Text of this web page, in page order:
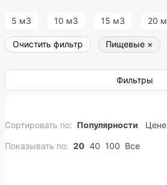
5 м3 10 м3 15 м3 20
30 м3 35 м3 40 м3
55 м3 60 м3 65 м3
200 м3 Полипропиленовые
Вертикальные Горизонтальные
Очистить фильтр Пищевые ×
Фильтры
Сортировать по: Популярности Цене
Показывать по: 20 40 100 Все